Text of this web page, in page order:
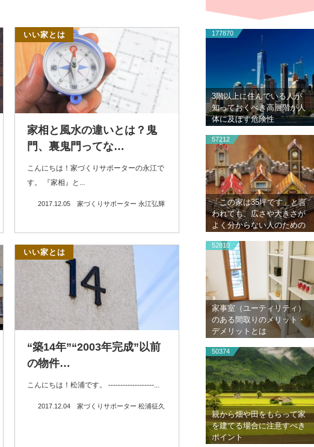
いい家とは
家相と風水の違いとは？鬼
門、裏鬼門ってな…
こんにちは！家づくりサポーターの永江で
す。 『家相』と...
2017.12.05 家づくりサポーター 永江弘輝
いい家とは
“築14年”“2003年完成”以前
の物件…
こんにちは！松浦です。 -------------------...
2017.12.04 家づくりサポーター 松浦征久
177870
3階以上に住んでいる人が
知っておくべき高層階が人
体に及ぼす危険性
57212
「この家は35坪です」と言
われても、広さや大きさが
よく分からない人のための
52810
家事室（ユーティリティ）
のある間取りのメリット・
デメリットとは
50374
親から畑や田をもらって家
を建てる場合に注意すべき
ポイント